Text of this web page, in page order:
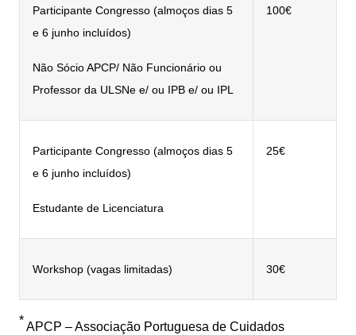
Participante Congresso (almoços dias 5
e 6 junho incluídos)
Não Sócio APCP/ Não Funcionário ou
Professor da ULSNe e/ ou IPB e/ ou IPL
100€
Participante Congresso (almoços dias 5
e 6 junho incluídos)
Estudante de Licenciatura
25€
Workshop (vagas limitadas) 30€
*APCP – Associação Portuguesa de Cuidados